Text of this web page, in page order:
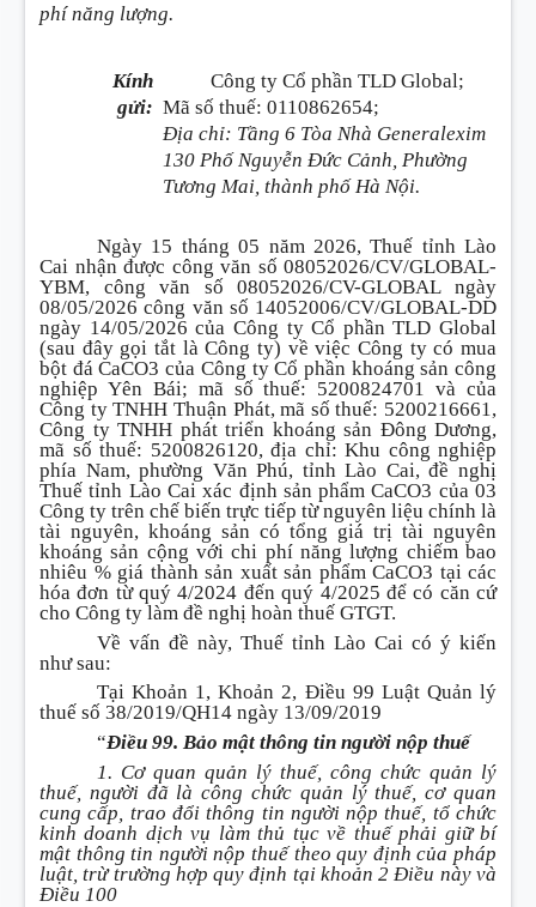
phí năng lượng.
Kính
gửi:
Công ty Cổ phần TLD Global;
Mã số thuế: 0110862654;
Địa chỉ: Tầng 6 Tòa Nhà Generalexim
130 Phố Nguyễn Đức Cảnh, Phường
Tương Mai, thành phố Hà Nội.
Ngày 15 tháng 05 năm 2026, Thuế tỉnh Lào
Cai nhận được công văn số 08052026/CV/GLOBAL-
YBM, công văn số 08052026/CV-GLOBAL ngày
08/05/2026 công văn số 14052006/CV/GLOBAL-DD
ngày 14/05/2026 của Công ty Cổ phần TLD Global
(sau đây gọi tắt là Công ty) về việc Công ty có mua
bột đá CaCO3 của Công ty Cổ phần khoáng sản công
nghiệp Yên Bái; mã số thuế: 5200824701 và của
Công ty TNHH Thuận Phát, mã số thuế: 5200216661,
Công ty TNHH phát triển khoáng sản Đông Dương,
mã số thuế: 5200826120, địa chỉ: Khu công nghiệp
phía Nam, phường Văn Phú, tỉnh Lào Cai, đề nghị
Thuế tỉnh Lào Cai xác định sản phẩm CaCO3 của 03
Công ty trên chế biến trực tiếp từ nguyên liệu chính là
tài nguyên, khoáng sản có tổng giá trị tài nguyên
khoáng sản cộng với chi phí năng lượng chiếm bao
nhiêu % giá thành sản xuất sản phẩm CaCO3 tại các
hóa đơn từ quý 4/2024 đến quý 4/2025 để có căn cứ
cho Công ty làm đề nghị hoàn thuế GTGT.
Về vấn đề này, Thuế tỉnh Lào Cai có ý kiến
như sau:
Tại Khoản 1, Khoản 2, Điều 99 Luật Quản lý
thuế số 38/2019/QH14 ngày 13/09/2019
“Điều 99. Bảo mật thông tin người nộp thuế
1. Cơ quan quản lý thuế, công chức quản lý
thuế, người đã là công chức quản lý thuế, cơ quan
cung cấp, trao đổi thông tin người nộp thuế, tổ chức
kinh doanh dịch vụ làm thủ tục về thuế phải giữ bí
mật thông tin người nộp thuế theo quy định của pháp
luật, trừ trường hợp quy định tại khoản 2 Điều này và
Điều 100